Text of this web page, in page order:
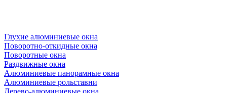
Глухие алюминиевые окна
Поворотно-откидные окна
Поворотные окна
Раздвижные окна
Алюминиевые панорамные окна
Алюминиевые рольставни
Дерево-алюминиевые окна